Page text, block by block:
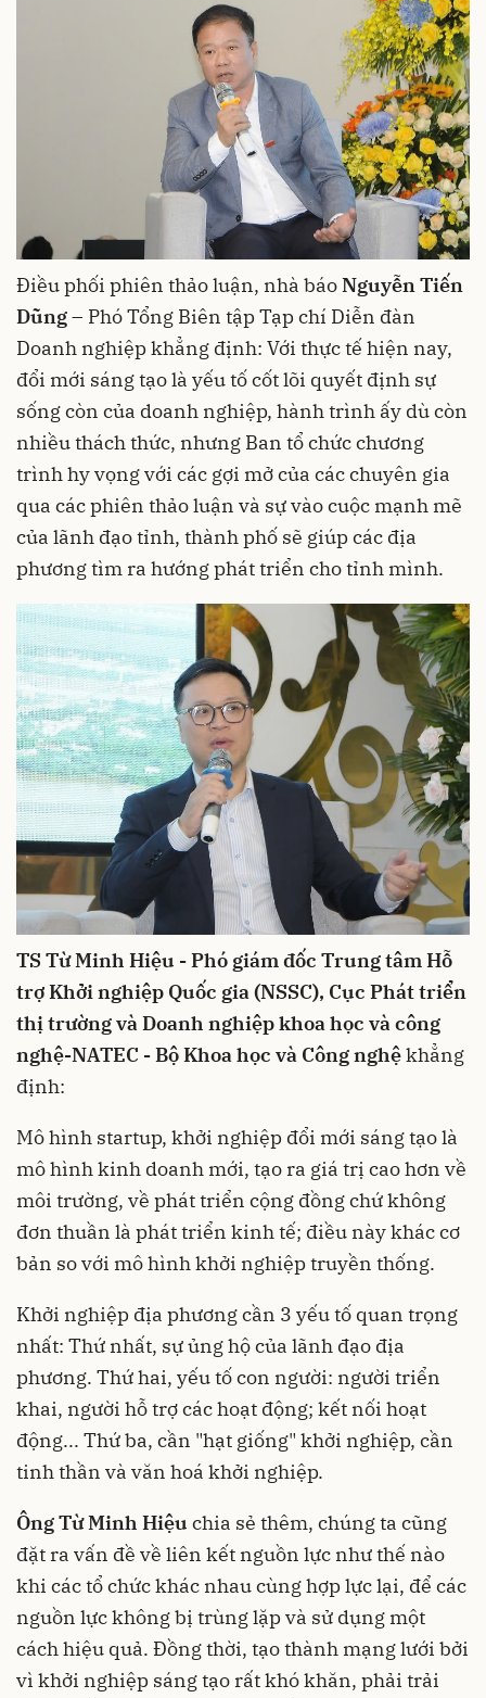
Điều phối phiên thảo luận, nhà báoNguyễn Tiến
Dũng– Phó Tổng Biên tập Tạp chí Diễn đàn
Doanh nghiệp khẳng định: Với thực tế hiện nay,
đổi mới sáng tạo là yếu tố cốt lõi quyết định sự
sống còn của doanh nghiệp, hành trình ấy dù còn
nhiều thách thức, nhưng Ban tổ chức chương
trình hy vọng với các gợi mở của các chuyên gia
qua các phiên thảo luận và sự vào cuộc mạnh mẽ
của lãnh đạo tỉnh, thành phố sẽ giúp các địa
phương tìm ra hướng phát triển cho tỉnh mình.
TS Từ Minh Hiệu - Phó giám đốc Trung tâm Hỗ
trợ Khởi nghiệp Quốc gia (NSSC), Cục Phát triển
thị trường và Doanh nghiệp khoa học và công
nghệ-NATEC - Bộ Khoa học và Công nghệkhẳng
định:
Mô hình startup, khởi nghiệp đổi mới sáng tạo là
mô hình kinh doanh mới, tạo ra giá trị cao hơn về
môi trường, về phát triển cộng đồng chứ không
đơn thuần là phát triển kinh tế; điều này khác cơ
bản so với mô hình khởi nghiệp truyền thống.
Khởi nghiệp địa phương cần 3 yếu tố quan trọng
nhất: Thứ nhất, sự ủng hộ của lãnh đạo địa
phương. Thứ hai, yếu tố con người: người triển
khai, người hỗ trợ các hoạt động; kết nối hoạt
động... Thứ ba, cần "hạt giống" khởi nghiệp, cần
tinh thần và văn hoá khởi nghiệp.
Ông Từ Minh Hiệu chia sẻ thêm, chúng ta cũng
đặt ra vấn đề về liên kết nguồn lực như thế nào
khi các tổ chức khác nhau cùng hợp lực lại, để các
nguồn lực không bị trùng lặp và sử dụng một
cách hiệu quả. Đồng thời, tạo thành mạng lưới bởi
vì khởi nghiệp sáng tạo rất khó khăn, phải trải